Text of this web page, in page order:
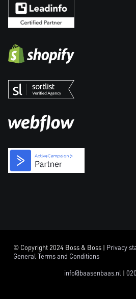
© Copyright 2024 Boss & Boss | Privacy
General Terms and Conditions
info@baasenbaas.nl |